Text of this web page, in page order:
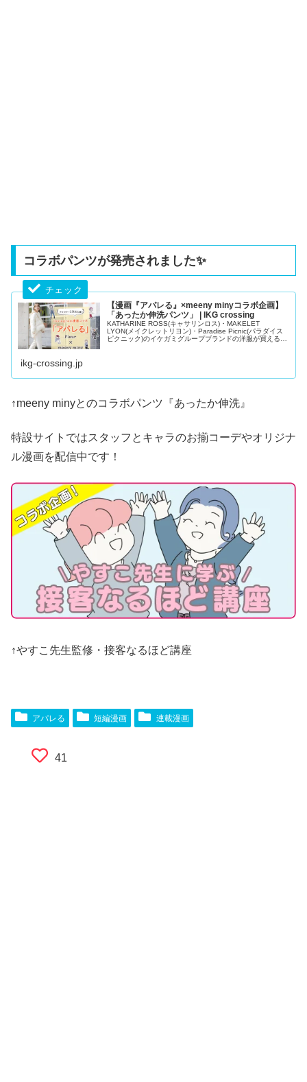
コラボパンツが発売されました✨
【漫画『アパレる』×meeny minyコラボ企画】
「あったか伸洗パンツ」 | IKG crossing
KATHARINE ROSS(キャサリンロス)・MAKELET
LYON(メイクレットリヨン)・Paradise Picnic(パラダイス
ピクニック)のイケガミグループブランドの洋服が買える公
ikg-crossing.jp
↑meeny minyとのコラボパンツ『あったか伸洗』
特設サイトではスタッフとキャラのお揃コーデやオリジナ
ル漫画を配信中です！
↑やすこ先生監修・接客なるほど講座
アパレる 短編漫画 連載漫画
41